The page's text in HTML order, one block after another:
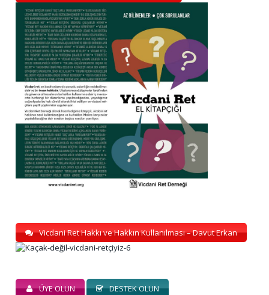
Vicdani Ret Hakkı ve Hakkın Kullanılması – Davut Erkan
ÜYE OLUN DESTEK OLUN